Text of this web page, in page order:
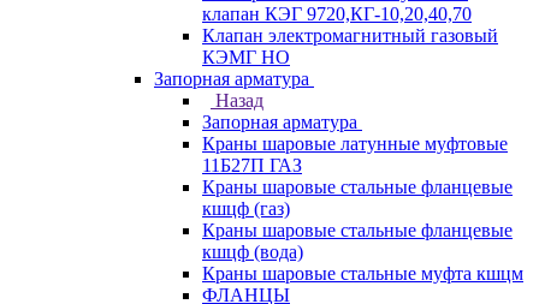
клапан КЭГ 9720,КГ-10,20,40,70
Клапан электромагнитный газовый
КЭМГ НО
Запорная арматура
Назад
Запорная арматура
Краны шаровые латунные муфтовые
11Б27П ГАЗ
Краны шаровые стальные фланцевые
кшцф (газ)
Краны шаровые стальные фланцевые
кшцф (вода)
Краны шаровые стальные муфта кшцм
ФЛАНЦЫ